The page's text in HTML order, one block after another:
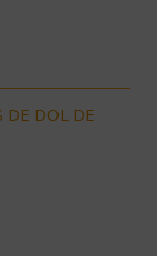
DE DOL DE